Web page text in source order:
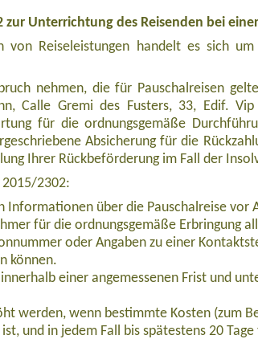
Unterrichtung des Reisenden bei
von Reiseleistungen handelt es sich
nehmen, die für Pauschalreisen
Calle Gremi des Fusters, 33, Edif.
für die ordnungsgemäße
Absicherung für die
Ihrer Rückbeförderung im Fall der
2015/2302:
über die Pauschalreise vor
für die ordnungsgemäße Erbringung
oder Angaben zu einer
können.
einer angemessenen Frist und
werden, wenn bestimmte Kosten (zum
und in jedem Fall bis spätestens 20